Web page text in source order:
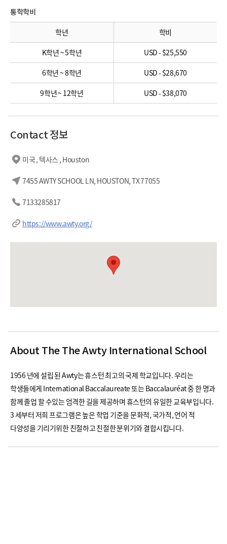
통학학비
학년
학비
K학년 ~ 5학년
USD - $25,550
6학년 ~ 8학년
USD - $28,670
9학년 ~ 12학년
USD - $38,070
Contact 정보
미국 , 텍사스 , Houston
7455 AWTY SCHOOL LN, HOUSTON, TX 77055
7133285817
https://www.awty.org/
About The The Awty International School
1956 년에 설립 된 Awty는 휴스턴 최고의 국제 학교입니다. 우리는
학생들에게 International Baccalaureate 또는 Baccalauréat 중 한 명과
함께 졸업 할 수있는 엄격한 길을 제공하며 휴스턴의 유일한 교육부입니다.
3 세부터 저희 프로그램은 높은 학업 기준을 문화적, 국가적, 언어 적
다양성을 기리기위한 친절하고 친절한 분위기와 결합시킵니다.